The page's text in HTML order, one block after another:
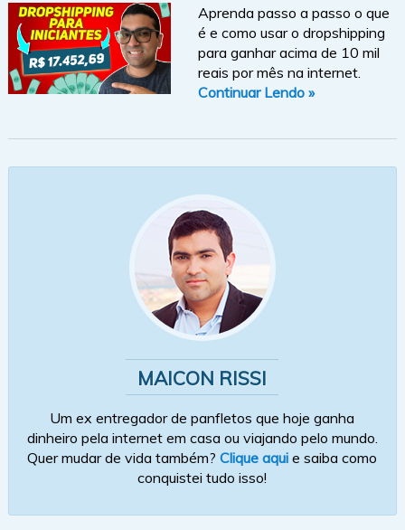
Aprenda passo a passo o que
é e como usar o dropshipping
para ganhar acima de 10 mil
reais por mês na internet.
Continuar Lendo »
MAICON RISSI
Um ex entregador de panfletos que hoje ganha
dinheiro pela internet em casa ou viajando pelo mundo.
Quer mudar de vida também?Clique aqui e saiba como
conquistei tudo isso!